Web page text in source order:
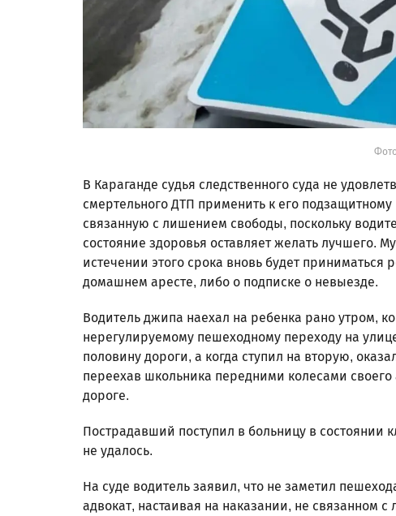
В Караганде судья следственного суда не
смертельного ДТП применить к его
связанную с лишением свободы, поскольку
состояние здоровья оставляет желать лучшего.
истечении этого срока вновь будет
домашнем аресте, либо о подписке о невыезде.
Водитель джипа наехал на ребенка рано утром,
нерегулируемому пешеходному переходу на
половину дороги, а когда ступил на вторую,
переехав школьника передними колесами
дороге.
Пострадавший поступил в больницу в состоянии
не удалось.
На суде водитель заявил, что не заметил
адвокат, настаивая на наказании, не связанном